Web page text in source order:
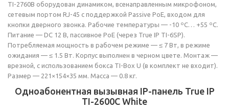
TI-2760B оборудован динамиком, всенаправленным микрофоном,
сетевым портом RJ-45 с поддержкой Passive РоЕ, входом для
кнопки дверного звонка. Рабочие температуры — -10 ºС… +55 ºC.
Питание — DC 12 В, пассивное PоE (через True IP TI-6SP).
Потребляемая мощность в рабочем режиме — ≤ 7 Вт, в режиме
ожидания — ≤ 1.5 Вт. Корпус выполнен в черном цвете. Монтаж —
врезной, с использованием бокса TI-Box U (в комплект не входит).
Размер — 221×154×35 мм. Масса — 0.8 кг.
Одноабонентная вызывная IP-панель True IP
TI-2600C White